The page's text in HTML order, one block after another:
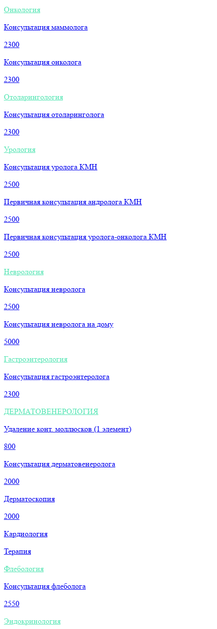
Онкология
Консультация маммолога
2300
Консультация онколога
2300
Отоларингология
Консультация отоларинголога
2300
Урология
Консультация уролога КМН
2500
Первичная консультация андролога КМН
2500
Первичная консультация уролога-онколога КМН
2500
Неврология
Консультация невролога
2500
Консультация невролога на дому
5000
Гастроэнтерология
Консультация гастроэнтеролога
2300
ДЕРМАТОВЕНЕРОЛОГИЯ
Удаление конт. моллюсков (1 элемент)
800
Консультация дерматовенеролога
2000
Дерматоскопия
2000
Кардиология
Терапия
Флебология
Консультация флеболога
2550
Эндокринология